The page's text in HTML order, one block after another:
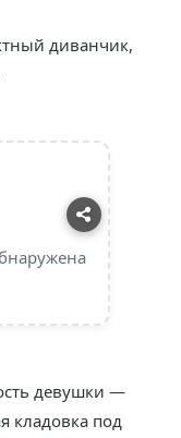
диванчик,
девушки —
кладовка под